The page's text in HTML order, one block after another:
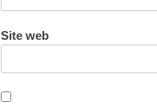
Site web